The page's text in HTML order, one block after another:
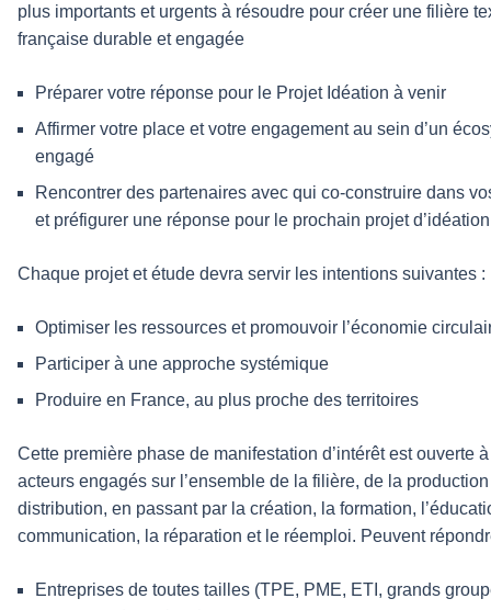
plus importants et urgents à résoudre pour créer une filière
française durable et engagée
Préparer votre réponse pour le Projet Idéation à venir
Affirmer votre place et votre engagement au sein d’un
engagé
Rencontrer des partenaires avec qui co-construire dans
et préfigurer une réponse pour le prochain projet d’idéation
Chaque projet et étude devra servir les intentions suivantes :
Optimiser les ressources et promouvoir l’économie
Participer à une approche systémique
Produire en France, au plus proche des territoires
Cette première phase de manifestation d’intérêt est ouverte
acteurs engagés sur l’ensemble de la filière, de la
distribution, en passant par la création, la formation,
communication, la réparation et le réemploi. Peuvent
Entreprises de toutes tailles (TPE, PME, ETI, grands